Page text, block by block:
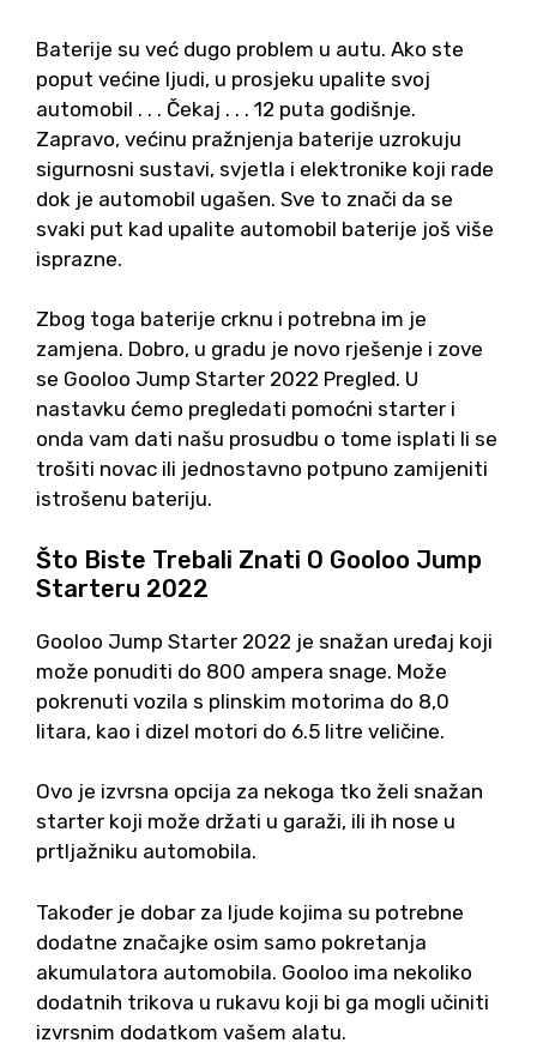
Baterije su već dugo problem u autu. Ako ste
poput većine ljudi, u prosjeku upalite svoj
automobil . . . Čekaj . . . 12 puta godišnje.
Zapravo, većinu pražnjenja baterije uzrokuju
sigurnosni sustavi, svjetla i elektronike koji rade
dok je automobil ugašen. Sve to znači da se
svaki put kad upalite automobil baterije još više
isprazne.
Zbog toga baterije crknu i potrebna im je
zamjena. Dobro, u gradu je novo rješenje i zove
se Gooloo Jump Starter 2022 Pregled. U
nastavku ćemo pregledati pomoćni starter i
onda vam dati našu prosudbu o tome isplati li se
trošiti novac ili jednostavno potpuno zamijeniti
istrošenu bateriju.
Što Biste Trebali Znati O Gooloo Jump
Starteru 2022
Gooloo Jump Starter 2022 je snažan uređaj koji
može ponuditi do 800 ampera snage. Može
pokrenuti vozila s plinskim motorima do 8,0
litara, kao i dizel motori do 6.5 litre veličine.
Ovo je izvrsna opcija za nekoga tko želi snažan
starter koji može držati u garaži, ili ih nose u
prtljažniku automobila.
Također je dobar za ljude kojima su potrebne
dodatne značajke osim samo pokretanja
akumulatora automobila. Gooloo ima nekoliko
dodatnih trikova u rukavu koji bi ga mogli učiniti
izvrsnim dodatkom vašem alatu.